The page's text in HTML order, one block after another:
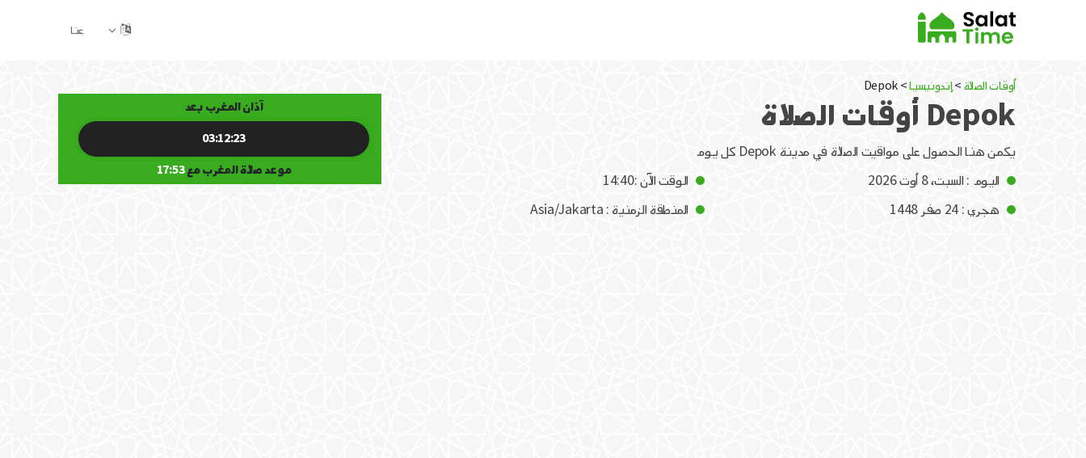
عنا
أوقات الصلاة >إندونيسيا> Depok
Depok أوقات الصلاة
يكمن هنا الحصول على مواقيت الصلاة في مدينة Depok كل يوم
الوقت الآن :14:40
اليوم : السبت، 8 أوت 2026
المنطقة الزمنية : Asia/Jakarta
هجري : 24 صفر 1448
آذان المغرب بعد
03:12:22
موعد صلاة المغرب مع17:53